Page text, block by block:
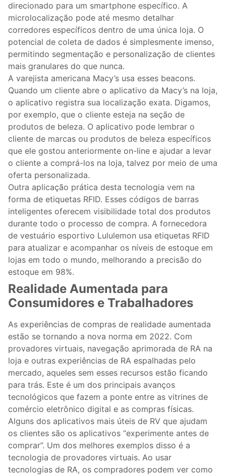
direcionado para um smartphone específico. A
microlocalização pode até mesmo detalhar
corredores específicos dentro de uma única loja. O
potencial de coleta de dados é simplesmente imenso,
permitindo segmentação e personalização de clientes
mais granulares do que nunca.
A varejista americana Macy’s usa esses beacons.
Quando um cliente abre o aplicativo da Macy’s na loja,
o aplicativo registra sua localização exata. Digamos,
por exemplo, que o cliente esteja na seção de
produtos de beleza. O aplicativo pode lembrar o
cliente de marcas ou produtos de beleza específicos
que ele gostou anteriormente on-line e ajudar a levar
o cliente a comprá-los na loja, talvez por meio de uma
oferta personalizada.
Outra aplicação prática desta tecnologia vem na
forma de etiquetas RFID. Esses códigos de barras
inteligentes oferecem visibilidade total dos produtos
durante todo o processo de compra. A fornecedora
de vestuário esportivo Lululemon usa etiquetas RFID
para atualizar e acompanhar os níveis de estoque em
lojas em todo o mundo, melhorando a precisão do
estoque em 98%.
Realidade Aumentada para
Consumidores e Trabalhadores
As experiências de compras de realidade aumentada
estão se tornando a nova norma em 2022. Com
provadores virtuais, navegação aprimorada de RA na
loja e outras experiências de RA espalhadas pelo
mercado, aqueles sem esses recursos estão ficando
para trás. Este é um dos principais avanços
tecnológicos que fazem a ponte entre as vitrines de
comércio eletrônico digital e as compras físicas.
Alguns dos aplicativos mais úteis de RV que ajudam
os clientes são os aplicativos “experimente antes de
comprar”. Um dos melhores exemplos disso é a
tecnologia de provadores virtuais. Ao usar
tecnologias de RA, os compradores podem ver como